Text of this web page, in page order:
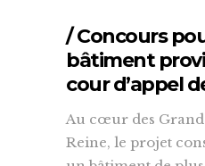
/ Concours
bâtiment
cour d’appel
Au cœur des
Reine, le projet